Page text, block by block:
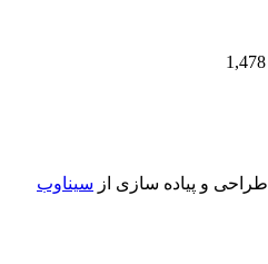
طراحی و پیاده سازی از سیناوب